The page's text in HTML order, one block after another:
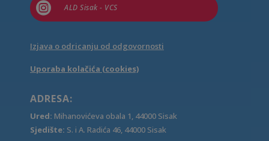
 ALD Sisak - VCS
Izjava o odricanju od odgovornosti
Uporaba kolačića (cookies)
ADRESA:
Ured: Mihanovićeva obala 1, 44000 Sisak
Sjedište: S. i A. Radića 46, 44000 Sisak